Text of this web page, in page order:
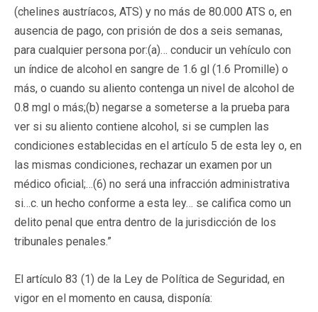
(chelines austríacos, ATS) y no más de 80.000 ATS o, en
ausencia de pago, con prisión de dos a seis semanas,
para cualquier persona por:(a)… conducir un vehículo con
un índice de alcohol en sangre de 1.6 gl (1.6 Promille) o
más, o cuando su aliento contenga un nivel de alcohol de
0.8 mgl o más;(b) negarse a someterse a la prueba para
ver si su aliento contiene alcohol, si se cumplen las
condiciones establecidas en el artículo 5 de esta ley o, en
las mismas condiciones, rechazar un examen por un
médico oficial;…(6) no será una infracción administrativa
si…c. un hecho conforme a esta ley… se califica como un
delito penal que entra dentro de la jurisdicción de los
tribunales penales.”
El artículo 83 (1) de la Ley de Política de Seguridad, en
vigor en el momento en causa, disponía: